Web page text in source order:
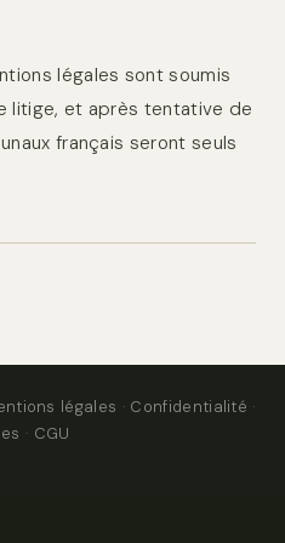
légales sont soumis
litige, et après tentative de
français seront seuls
légales · Confidentialité ·
· CGU